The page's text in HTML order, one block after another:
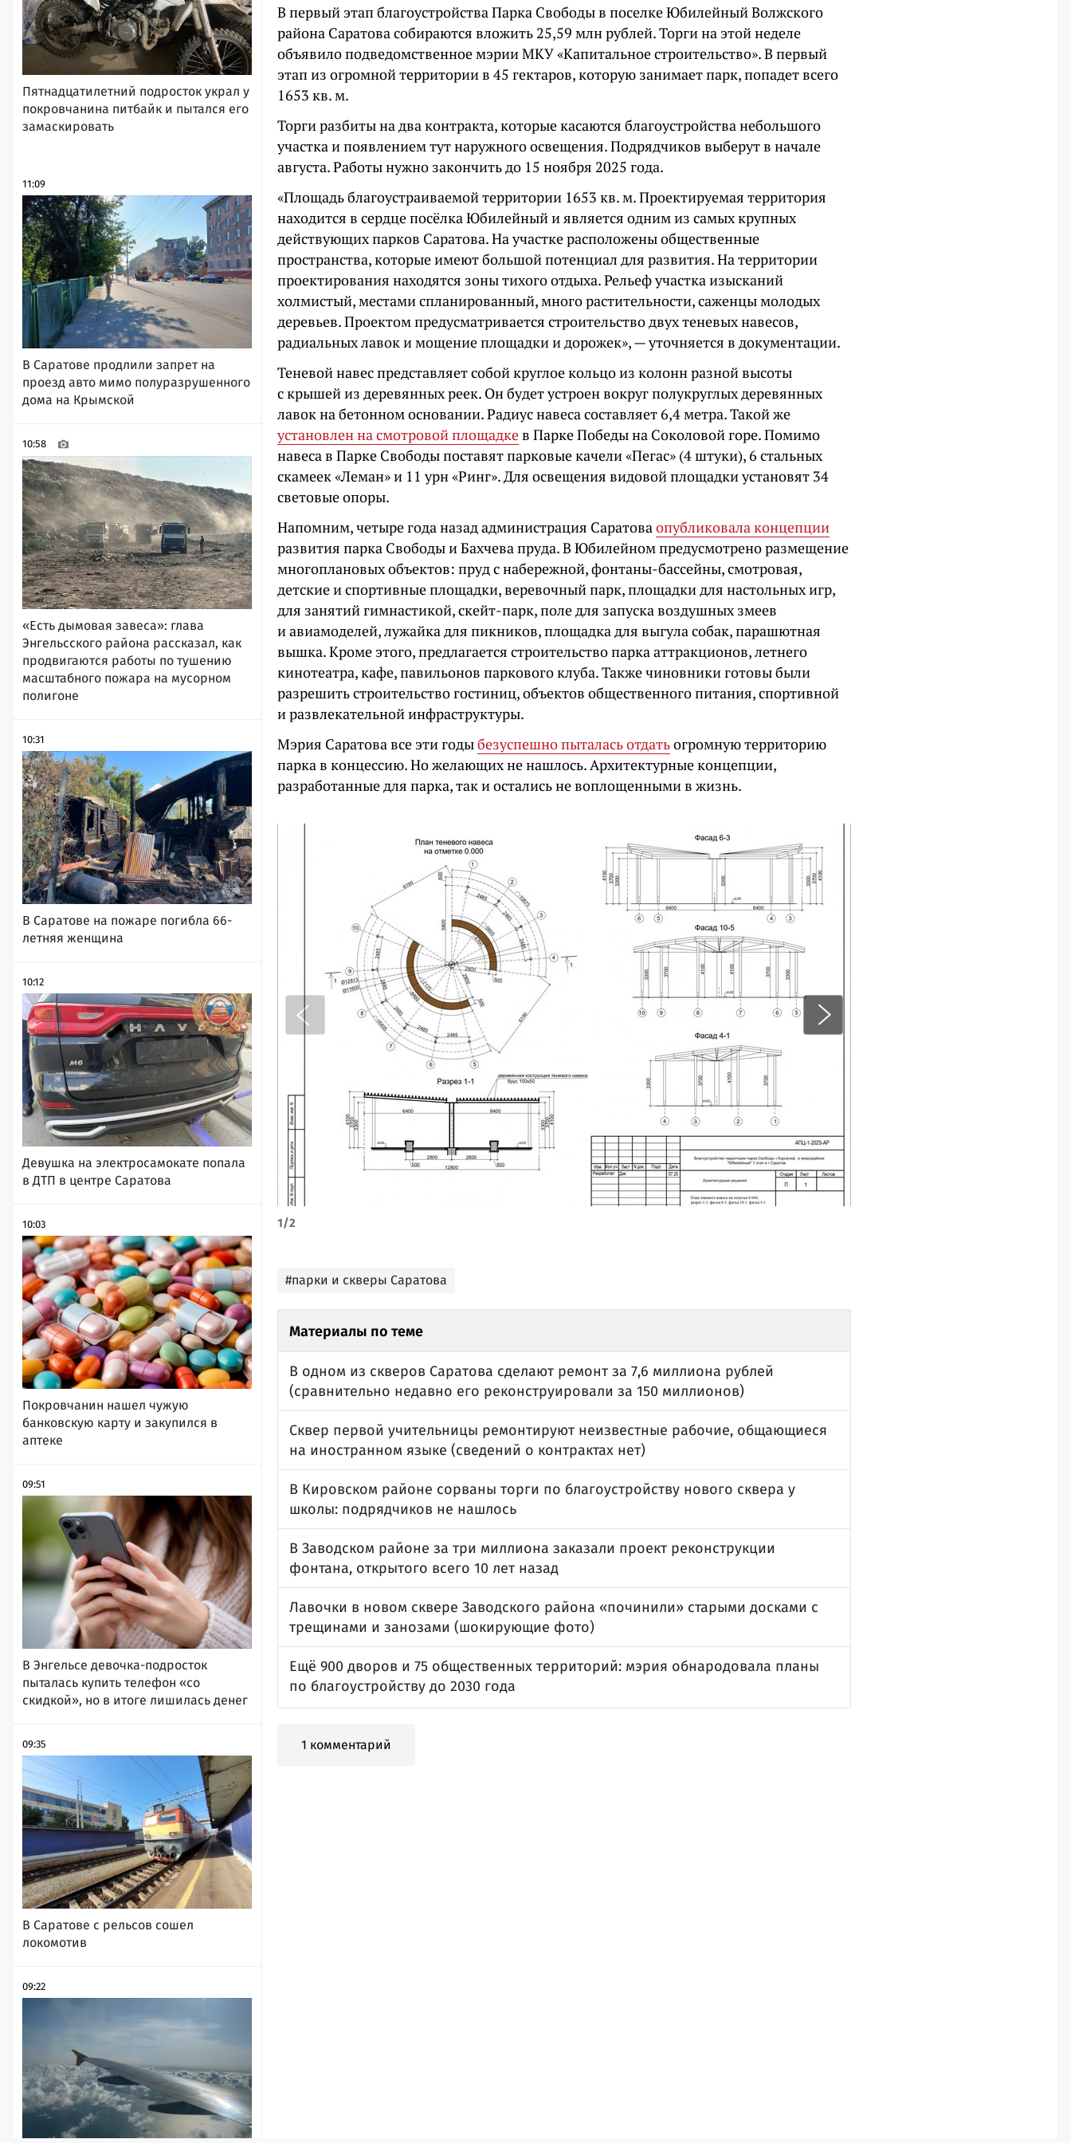
Пятнадцатилетний подросток украл у
покровчанина питбайк и пытался его
замаскировать
11:09
В Саратове продлили запрет на
проезд авто мимо полуразрушенного
дома на Крымской
10:58
«Есть дымовая завеса»: глава
Энгельсского района рассказал, как
продвигаются работы по тушению
масштабного пожара на мусорном
полигоне
10:31
В Саратове на пожаре погибла 66-
летняя женщина
10:12
Девушка на электросамокате попала
в ДТП в центре Саратова
10:03
Покровчанин нашел чужую
банковскую карту и закупился в
аптеке
09:51
В Энгельсе девочка-подросток
пыталась купить телефон «со
скидкой», но в итоге лишилась денег
09:35
В Саратове с рельсов сошел
локомотив
09:22
В первый этап благоустройства Парка Свободы в поселке Юбилейный Волжского
района Саратова собираются вложить 25,59 млн рублей. Торги на этой неделе
объявило подведомственное мэрии МКУ «Капитальное строительство». В первый
этап из огромной территории в 45 гектаров, которую занимает парк, попадет всего
1653 кв. м.
Торги разбиты на два контракта, которые касаются благоустройства небольшого
участка и появлением тут наружного освещения. Подрядчиков выберут в начале
августа. Работы нужно закончить до 15 ноября 2025 года.
«Площадь благоустраиваемой территории 1653 кв. м. Проектируемая территория
находится в сердце посёлка Юбилейный и является одним из самых крупных
действующих парков Саратова. На участке расположены общественные
пространства, которые имеют большой потенциал для развития. На территории
проектирования находятся зоны тихого отдыха. Рельеф участка изысканий
холмистый, местами спланированный, много растительности, саженцы молодых
деревьев. Проектом предусматривается строительство двух теневых навесов,
радиальных лавок и мощение площадки и дорожек», — уточняется в документации.
Теневой навес представляет собой круглое кольцо из колонн разной высоты
с крышей из деревянных реек. Он будет устроен вокруг полукруглых деревянных
лавок на бетонном основании. Радиус навеса составляет 6,4 метра. Такой же
установлен на смотровой площадкев Парке Победы на Соколовой горе. Помимо
навеса в Парке Свободы поставят парковые качели «Пегас» (4 штуки), 6 стальных
скамеек «Леман» и 11 урн «Ринг». Для освещения видовой площадки установят 34
световые опоры.
Напомним, четыре года назад администрация Саратоваопубликовала концепции
развития парка Свободы и Бахчева пруда. В Юбилейном предусмотрено размещение
многоплановых объектов: пруд с набережной, фонтаны-бассейны, смотровая,
детские и спортивные площадки, веревочный парк, площадки для настольных игр,
для занятий гимнастикой, скейт-парк, поле для запуска воздушных змеев
и авиамоделей, лужайка для пикников, площадка для выгула собак, парашютная
вышка. Кроме этого, предлагается строительство парка аттракционов, летнего
кинотеатра, кафе, павильонов паркового клуба. Также чиновники готовы были
разрешить строительство гостиниц, объектов общественного питания, спортивной
и развлекательной инфраструктуры.
Мэрия Саратова все эти годыбезуспешно пыталась отдатьогромную территорию
парка в концессию. Но желающих не нашлось. Архитектурные концепции,
разработанные для парка, так и остались не воплощенными в жизнь.
1/2
#парки и скверы Саратова
Материалы по теме
В одном из скверов Саратова сделают ремонт за 7,6 миллиона рублей
(сравнительно недавно его реконструировали за 150 миллионов)
Сквер первой учительницы ремонтируют неизвестные рабочие, общающиеся
на иностранном языке (сведений о контрактах нет)
В Кировском районе сорваны торги по благоустройству нового сквера у
школы: подрядчиков не нашлось
В Заводском районе за три миллиона заказали проект реконструкции
фонтана, открытого всего 10 лет назад
Лавочки в новом сквере Заводского района «починили» старыми досками с
трещинами и занозами (шокирующие фото)
Ещё 900 дворов и 75 общественных территорий: мэрия обнародовала планы
по благоустройству до 2030 года
1 комментарий